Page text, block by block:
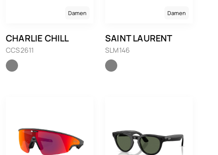
Damen
CHARLIE CHILL
CCS2611
Damen
SAINT LAURENT
SLM146